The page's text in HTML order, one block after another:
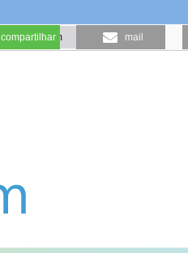
compartilhar mail